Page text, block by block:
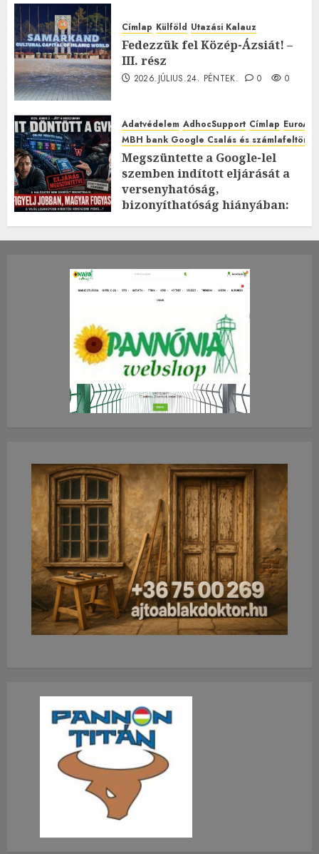
Címlap Külföld Utazási Kalauz
Fedezzük fel Közép-Ázsiát! –
III. rész
2026.JÚLIUS.24. PÉNTEK. 0 0
Adatvédelem AdhocSupport Címlap
MBH bank Google Csalás és
Megszüntette a Google-lel
szemben indított eljárását a
versenyhatóság,
bizonyíthatóság hiányában:
2026.JÚLIUS.23. CSÜTÖRTÖK.
0